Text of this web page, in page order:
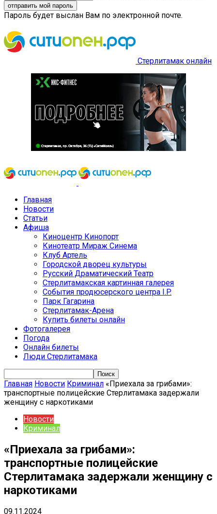
Пароль будет выслан Вам по электронной почте.
Стерлитамак онлайн
Главная
Новости
Статьи
Афиша
Киноцентр Кинопорт
Кинотеатр Мираж Синема
Клуб Артель
Городской дворец культуры
Русский Драматический Театр
Стерлитамакская картинная галерея
События продюсерского центра I.P.
Парк Гагарина
Стерлитамак-Арена
Купить билеты онлайн
Фотогалерея
Погода
Онлайн билеты
Люди Стерлитамака
Главная Новости Криминал «Приехала за грибами»:
транспортные полицейские Стерлитамака задержали
женщину с наркотиками
Новости
Криминал
«Приехала за грибами»:
транспортные полицейские
Стерлитамака задержали женщину с
наркотиками
09.11.2024